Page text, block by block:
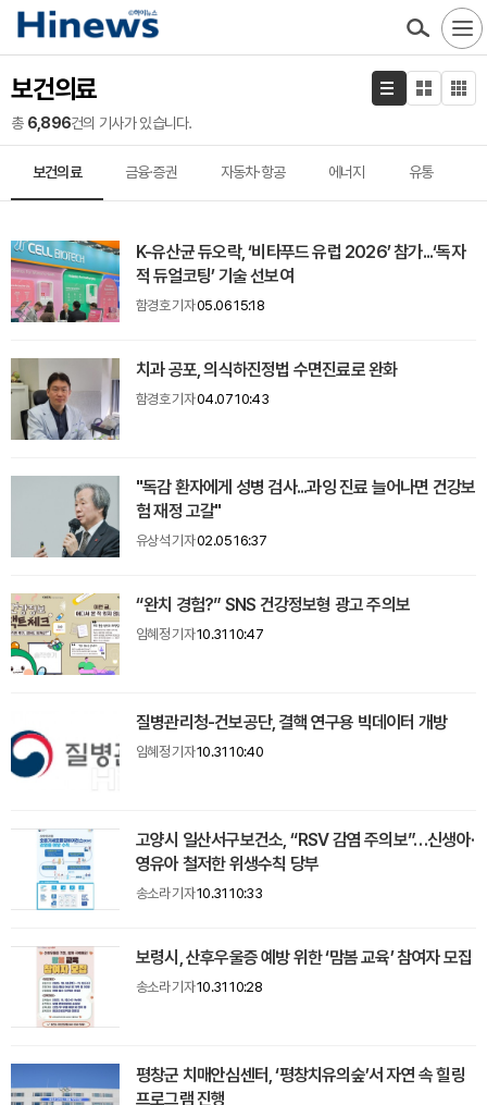
보건의료
총 6,896건의 기사가 있습니다.
보건의료 금융·증권 자동차·항공 에너지 유통
K-유산균 듀오락, ‘비타푸드 유럽 2026’ 참가...‘독자
적 듀얼코팅’ 기술 선보여
함경호 기자05.06 15:18
치과 공포, 의식하진정법 수면진료로 완화
함경호 기자04.07 10:43
"독감 환자에게 성병 검사...과잉 진료 늘어나면 건강보
험 재정 고갈"
유상석 기자02.05 16:37
“완치 경험?” SNS 건강정보형 광고 주의보
임혜정 기자10.31 10:47
질병관리청-건보공단, 결핵 연구용 빅데이터 개방
임혜정 기자10.31 10:40
고양시 일산서구보건소, “RSV 감염 주의보”…신생아·
영유아 철저한 위생수칙 당부
송소라 기자10.31 10:33
보령시, 산후우울증 예방 위한 ‘맘봄 교육’ 참여자 모집
송소라 기자10.31 10:28
평창군 치매안심센터, ‘평창치유의숲’서 자연 속 힐링
프로그램 진행